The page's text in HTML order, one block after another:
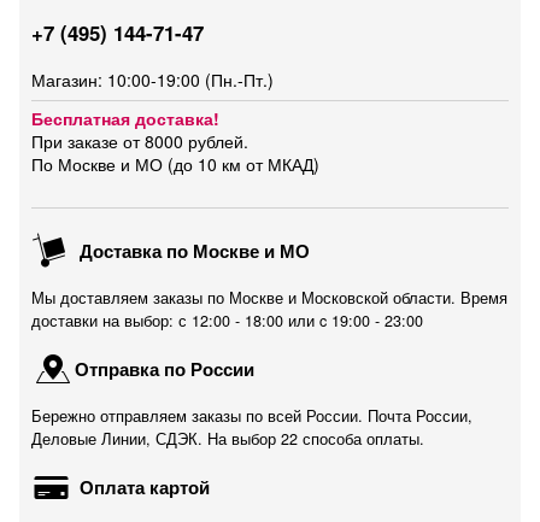
+7 (495) 144-71-47
Магазин: 10:00-19:00 (Пн.-Пт.)
Бесплатная доставка!
При заказе от 8000 рублей.
По Москве и МО (до 10 км от МКАД)
Доставка по Москве и МО
Мы доставляем заказы по Москве и Московской области. Время
доставки на выбор: с 12:00 - 18:00 или c 19:00 - 23:00
Отправка по России
Бережно отправляем заказы по всей России. Почта России,
Деловые Линии, СДЭК. На выбор 22 способа оплаты.
Оплата картой